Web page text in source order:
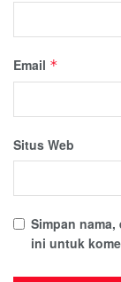
Email *
Situs Web
Simpan
ini untuk